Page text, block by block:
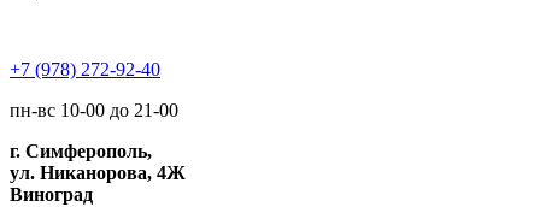
+7 (978) 272-92-40
пн-вс 10-00 до 21-00
г. Симферополь,
ул. Никанорова, 4Ж
Виноград